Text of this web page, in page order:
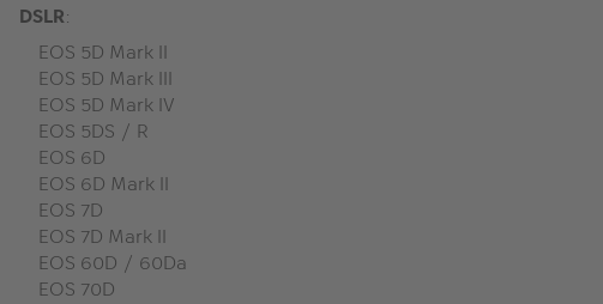
DSLR:
EOS 5D Mark II
EOS 5D Mark III
EOS 5D Mark IV
EOS 5DS / R
EOS 6D
EOS 6D Mark II
EOS 7D
EOS 7D Mark II
EOS 60D / 60Da
EOS 70D